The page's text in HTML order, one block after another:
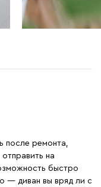
после ремонта,
на
быстро
— диван вы вряд ли с